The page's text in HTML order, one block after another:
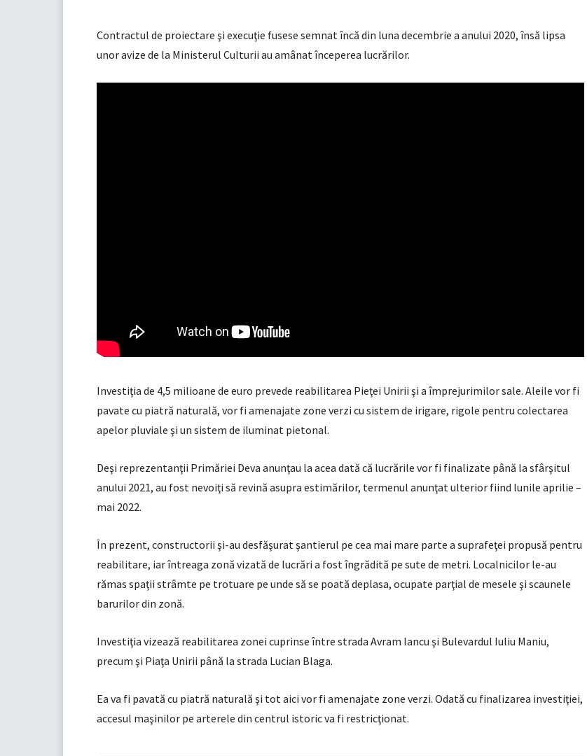
Contractul de proiectare şi execuţie fusese semnat încă din luna decembrie a anului 2020, însă lipsa
unor avize de la Ministerul Culturii au amânat începerea lucrărilor.
Investiţia de 4,5 milioane de euro prevede reabilitarea Pieţei Unirii şi a împrejurimilor sale. Aleile vor fi
pavate cu piatră naturală, vor fi amenajate zone verzi cu sistem de irigare, rigole pentru colectarea
apelor pluviale şi un sistem de iluminat pietonal.
Deşi reprezentanţii Primăriei Deva anunţau la acea dată că lucrările vor fi finalizate până la sfârşitul
anului 2021, au fost nevoiţi să revină asupra estimărilor, termenul anunţat ulterior fiind lunile aprilie –
mai 2022.
În prezent, constructorii şi-au desfăşurat şantierul pe cea mai mare parte a suprafeţei propusă pentru
reabilitare, iar întreaga zonă vizată de lucrări a fost îngrădită pe sute de metri. Localnicilor le-au
rămas spaţii strâmte pe trotuare pe unde să se poată deplasa, ocupate parţial de mesele şi scaunele
barurilor din zonă.
Investiţia vizează reabilitarea zonei cuprinse între strada Avram Iancu şi Bulevardul Iuliu Maniu,
precum şi Piaţa Unirii până la strada Lucian Blaga.
Ea va fi pavată cu piatră naturală şi tot aici vor fi amenajate zone verzi. Odată cu finalizarea investiţiei,
accesul maşinilor pe arterele din centrul istoric va fi restricţionat.